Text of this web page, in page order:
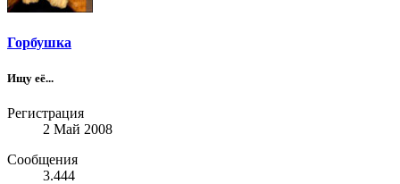
Горбушка
Ищу её...
Регистрация
2 Май 2008
Сообщения
3.444